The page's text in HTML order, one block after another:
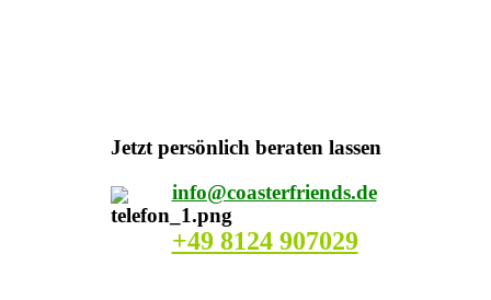
Jetzt persönlich beraten lassen
info@coasterfriends.de
+49 8124 907029